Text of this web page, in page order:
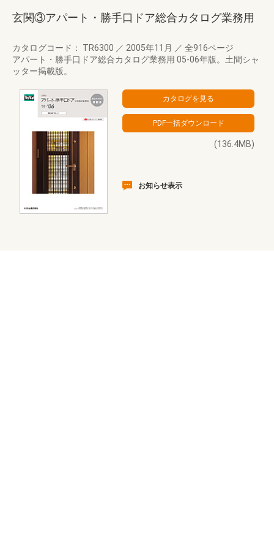
玄関③アパート・勝手口ドア総合カタログ業務用
カタログコード： TR6300 ／ 2005年11月 ／ 全916ページ
アパート・勝手口ドア総合カタログ業務用 05-06年版。土間シャ
ッター掲載版。
(136.4MB)
お知らせ表示